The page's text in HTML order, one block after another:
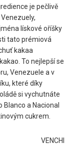
je pečlivě
lískové oříšky
tato prémiová
kakaa
To nejlepší se
Venezuele a v
které díky
si vychutnáte
Blanco a Nacional
cukrem.
VENCHI